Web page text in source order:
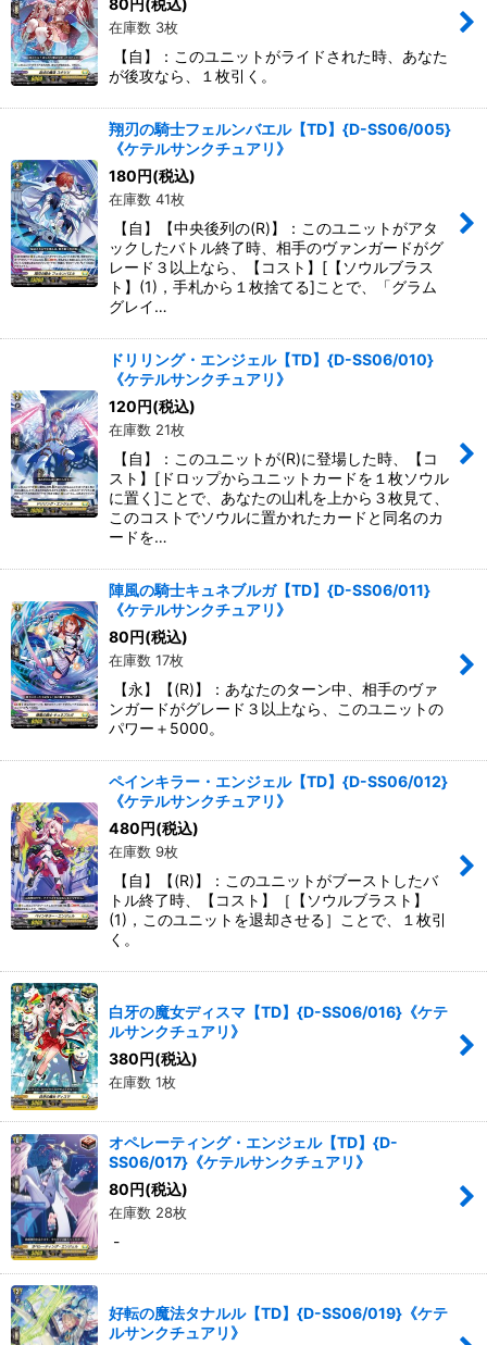
80 円(税込)
在庫数 3枚
【自】：このユニットがライドされた時、あなた
が後攻なら、１枚引く。
翔刃の騎士フェルンバエル【TD】{D-SS06/005}
《ケテルサンクチュアリ》
180円(税込)
在庫数 41枚
【自】【中央後列の(R)】：このユニットがアタ
ックしたバトル終了時、相手のヴァンガードがグ
レード３以上なら、【コスト】[【ソウルブラス
ト】(1)，手札から１枚捨てる]ことで、「グラム
グレイ…
ドリリング・エンジェル【TD】{D-SS06/010}
《ケテルサンクチュアリ》
120円(税込)
在庫数 21枚
【自】：このユニットが(R)に登場した時、【コ
スト】[ドロップからユニットカードを１枚ソウル
に置く]ことで、あなたの山札を上から３枚見て、
このコストでソウルに置かれたカードと同名のカ
ードを…
陣風の騎士キュネブルガ【TD】{D-SS06/011}
《ケテルサンクチュアリ》
80円(税込)
在庫数 17枚
【永】【(R)】：あなたのターン中、相手のヴァ
ンガードがグレード３以上なら、このユニットの
パワー＋5000。
ペインキラー・エンジェル【TD】{D-SS06/012}
《ケテルサンクチュアリ》
480円(税込)
在庫数 9枚
【自】【(R)】：このユニットがブーストしたバ
トル終了時、【コスト】［【ソウルブラスト】
(1)，このユニットを退却させる］ことで、１枚引
く。
白牙の魔女ディスマ【TD】{D-SS06/016}《ケテ
ルサンクチュアリ》
380円(税込)
在庫数 1枚
オペレーティング・エンジェル【TD】{D-
SS06/017}《ケテルサンクチュアリ》
80円(税込)
在庫数 28枚
-
好転の魔法タナルル【TD】{D-SS06/019}《ケテ
ルサンクチュアリ》